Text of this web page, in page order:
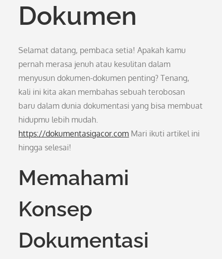
Dokumen
Selamat datang, pembaca setia! Apakah kamu
pernah merasa jenuh atau kesulitan dalam
menyusun dokumen-dokumen penting? Tenang,
kali ini kita akan membahas sebuah terobosan
baru dalam dunia dokumentasi yang bisa membuat
hidupmu lebih mudah.
https://dokumentasigacor.com Mari ikuti artikel ini
hingga selesai!
Memahami
Konsep
Dokumentasi